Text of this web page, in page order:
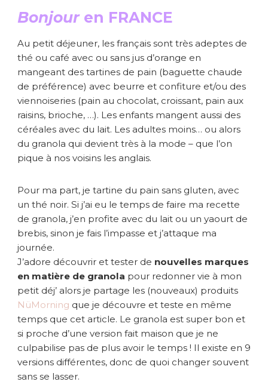
Bonjouren FRANCE
Au petit déjeuner, les français sont très adeptes de
thé ou café avec ou sans jus d’orange en
mangeant des tartines de pain (baguette chaude
de préférence) avec beurre et confiture et/ou des
viennoiseries (pain au chocolat, croissant, pain aux
raisins, brioche, …). Les enfants mangent aussi des
céréales avec du lait. Les adultes moins… ou alors
du granola qui devient très à la mode – que l’on
pique à nos voisins les anglais.
Pour ma part, je tartine du pain sans gluten, avec
un thé noir. Si j’ai eu le temps de faire ma recette
de granola, j’en profite avec du lait ou un yaourt de
brebis, sinon je fais l’impasse et j’attaque ma
journée.
J’adore découvrir et tester de nouvelles marques
en matière de granola pour redonner vie à mon
petit déj’ alors je partage les (nouveaux) produits
NüMorning que je découvre et teste en même
temps que cet article. Le granola est super bon et
si proche d’une version fait maison que je ne
culpabilise pas de plus avoir le temps ! Il existe en 9
versions différentes, donc de quoi changer souvent
sans se lasser.